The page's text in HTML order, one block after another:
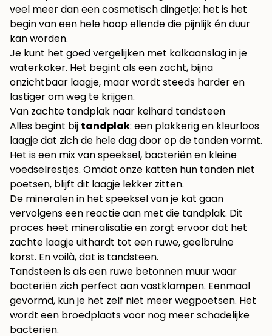
veel meer dan een cosmetisch dingetje; het is het
begin van een hele hoop ellende die pijnlijk én duur
kan worden.
Je kunt het goed vergelijken met kalkaanslag in je
waterkoker. Het begint als een zacht, bijna
onzichtbaar laagje, maar wordt steeds harder en
lastiger om weg te krijgen.
Van zachte tandplak naar keihard tandsteen
Alles begint bij tandplak: een plakkerig en kleurloos
laagje dat zich de hele dag door op de tanden vormt.
Het is een mix van speeksel, bacteriën en kleine
voedselrestjes. Omdat onze katten hun tanden niet
poetsen, blijft dit laagje lekker zitten.
De mineralen in het speeksel van je kat gaan
vervolgens een reactie aan met die tandplak. Dit
proces heet mineralisatie en zorgt ervoor dat het
zachte laagje uithardt tot een ruwe, geelbruine
korst. En voilà, dat is tandsteen.
Tandsteen is als een ruwe betonnen muur waar
bacteriën zich perfect aan vastklampen. Eenmaal
gevormd, kun je het zelf niet meer wegpoetsen. Het
wordt een broedplaats voor nog meer schadelijke
bacteriën.